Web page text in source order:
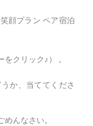
顔プラン ペア宿泊
クリック♪） 。
か、当ててくださ
んなさい。